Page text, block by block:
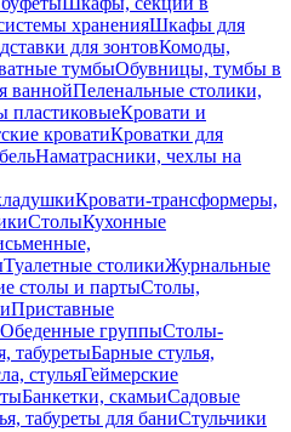
храненияШкафы для
для зонтовКомоды,
тумбыОбувницы, тумбы в
ваннойПеленальные столики,
пластиковыеКровати и
кроватиКроватки для
Наматрасники, чехлы на
Кровати-трансформеры,
СтолыКухонные
Туалетные столикиЖурнальные
столы и партыСтолы,
Приставные
Обеденные группыСтолы-
табуретыБарные стулья,
стульяГеймерские
Банкетки, скамьиСадовые
табуреты для баниСтульчики